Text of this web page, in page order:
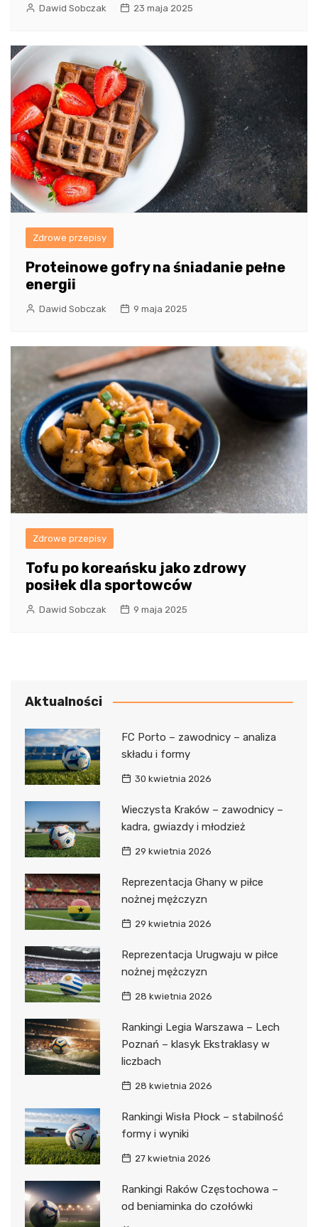
Dawid Sobczak 23 maja 2025
Zdrowe przepisy
Proteinowe gofry na śniadanie pełne
energii
Dawid Sobczak 9 maja 2025
Zdrowe przepisy
Tofu po koreańsku jako zdrowy
posiłek dla sportowców
Dawid Sobczak 9 maja 2025
Aktualności
FC Porto – zawodnicy – analiza
składu i formy
30 kwietnia 2026
Wieczysta Kraków – zawodnicy –
kadra, gwiazdy i młodzież
29 kwietnia 2026
Reprezentacja Ghany w piłce
nożnej mężczyzn
29 kwietnia 2026
Reprezentacja Urugwaju w piłce
nożnej mężczyzn
28 kwietnia 2026
Rankingi Legia Warszawa – Lech
Poznań – klasyk Ekstraklasy w
liczbach
28 kwietnia 2026
Rankingi Wisła Płock – stabilność
formy i wyniki
27 kwietnia 2026
Rankingi Raków Częstochowa –
od beniaminka do czołówki